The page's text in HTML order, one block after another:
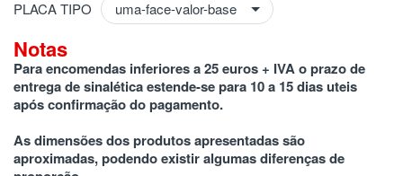
PLACA TIPO
Notas
Para encomendas inferiores a 25 euros + IVA o prazo de
entrega de sinalética estende-se para 10 a 15 dias uteis
após confirmação do pagamento.
As dimensões dos produtos apresentadas são
aproximadas, podendo existir algumas diferenças de